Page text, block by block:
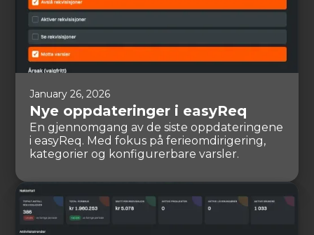
January 26, 2026
Nye oppdateringer i easyReq
En gjennomgang av de siste oppdateringene
i easyReq. Med fokus på ferieomdirigering,
kategorier og konfigurerbare varsler.